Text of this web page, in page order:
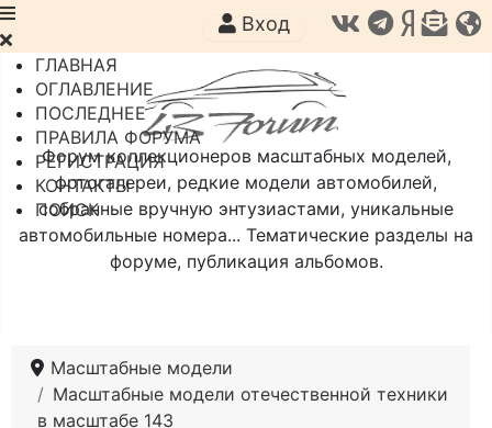
Форум коллекционеров масштабных моделей,
фотогалереи, редкие модели автомобилей,
собранные вручную энтузиастами, уникальные
автомобильные номера... Тематические разделы на
форуме, публикация альбомов.
Вход
ГЛАВНАЯ
ОГЛАВЛЕНИЕ
ПОСЛЕДНЕЕ
ПРАВИЛА ФОРУМА
РЕГИСТРАЦИЯ
КОНТАКТЫ
ПОИСК
Масштабные модели
Масштабные модели отечественной техники
в масштабе 143